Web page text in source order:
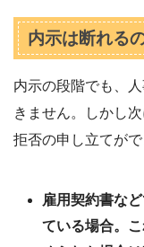
内示は断れる
内示の段階でも、
きません。しかし
拒否の申し立てが
雇用契約書な
ている場合。